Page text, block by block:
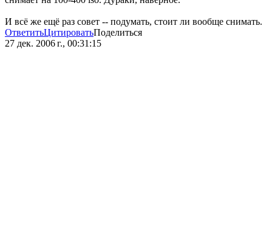
И всё же ещё раз совет -- подумать, стоит ли вообще снимать.
ОтветитьЦитироватьПоделиться
27 дек. 2006 г., 00:31:15